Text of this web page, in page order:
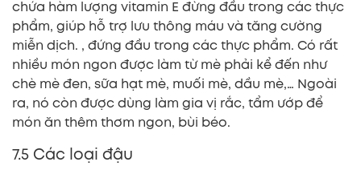
chứa hàm lượng vitamin E đừng đầu trong các thực
phẩm, giúp hỗ trợ lưu thông máu và tăng cường
miễn dịch. , đứng đầu trong các thực phẩm. Có rất
nhiều món ngon được làm từ mè phải kể đến như
chè mè đen, sữa hạt mè, muối mè, dầu mè,… Ngoài
ra, nó còn được dùng làm gia vị rắc, tẩm ướp để
món ăn thêm thơm ngon, bùi béo.
7.5 Các loại đậu